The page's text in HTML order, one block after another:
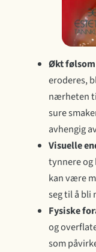
Økt
eroderes,
nærheten
sure
avhengig
Visuelle
tynnere og
kan være
seg til å bli
Fysiske
og
som